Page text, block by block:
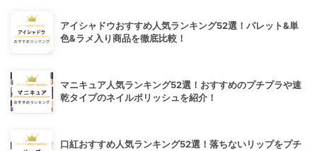
アイシャドウおすすめ人気ランキング52選！パレット&単
色&ラメ入り商品を徹底比較！
マニキュア人気ランキング52選！おすすめのプチプラや速
乾タイプのネイルポリッシュを紹介！
口紅おすすめ人気ランキング52選！落ちないリップをプチ